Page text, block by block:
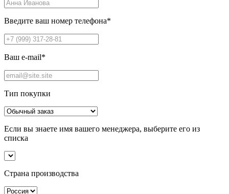
Введите ваш номер телефона*
Ваш e-mail*
Тип покупки
Если вы знаете имя вашего менеджера, выберите его из
списка
Страна производства